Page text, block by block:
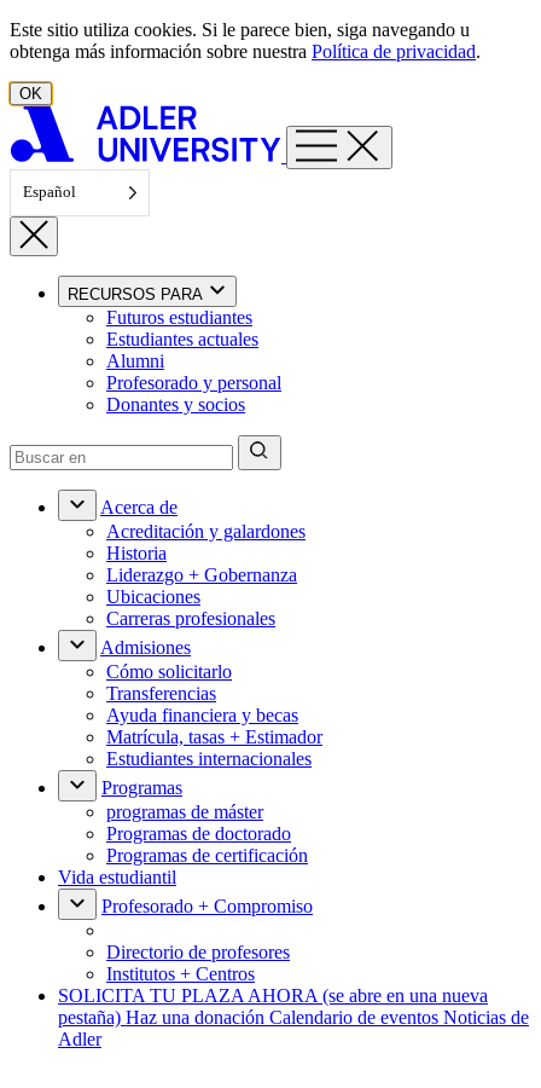
Ir al contenido
Este sitio utiliza cookies. Si le parece bien, siga navegando u
obtenga más información sobre nuestra Política de privacidad.
OK
Español
RECURSOS PARA
Futuros estudiantes
Estudiantes actuales
Alumni
Profesorado y personal
Donantes y socios
Acerca de
Acreditación y galardones
Historia
Liderazgo + Gobernanza
Ubicaciones
Carreras profesionales
Admisiones
Cómo solicitarlo
Transferencias
Ayuda financiera y becas
Matrícula, tasas + Estimador
Estudiantes internacionales
Programas
programas de máster
Programas de doctorado
Programas de certificación
Vida estudiantil
Profesorado + Compromiso
Directorio de profesores
Institutos + Centros
SOLICITA TU PLAZA AHORA (se abre en una nueva
pestaña) Haz una donación Calendario de eventos Noticias de
Adler